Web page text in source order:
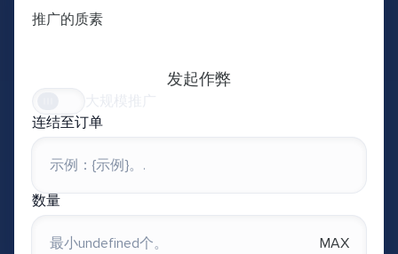
推广的质素
发起作弊
连结至订单
数量
MAX